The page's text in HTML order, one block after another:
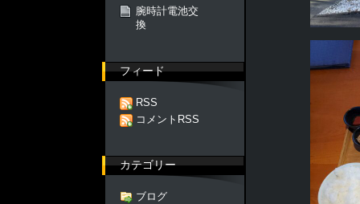
腕時計電池交
換
フィード
RSS
コメントRSS
カテゴリー
ブログ